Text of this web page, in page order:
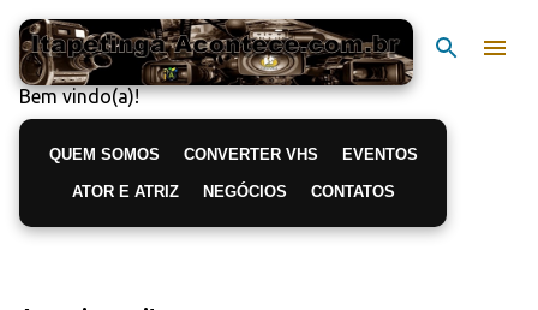
Pular para o conteúdo principal
Bem vindo(a)!
QUEM SOMOS CONVERTER VHS EVENTOS
ATOR E ATRIZ NEGÓCIOS CONTATOS